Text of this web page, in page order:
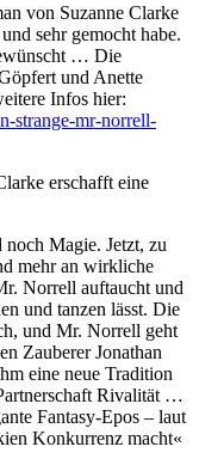
von Suzanne Clarke
sehr gemocht habe.
… Die
und Anette
Infos hier:
strange-mr-norrell-
erschafft eine
Magie. Jetzt, zu
mehr an wirkliche
Norrell auftaucht und
und tanzen lässt. Die
und Mr. Norrell geht
Zauberer Jonathan
eine neue Tradition
Rivalität …
Fantasy-Epos – laut
Konkurrenz macht«